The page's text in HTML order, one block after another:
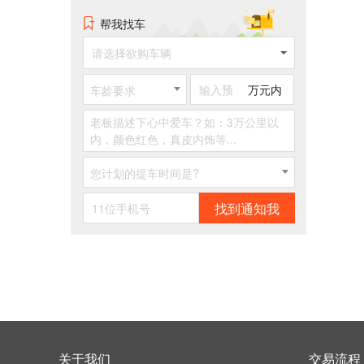
帮我找车
请选择欲购车辆
车龄要求 万元内
您计划的提车时间是?
找到通知我
关于我们 交易流程